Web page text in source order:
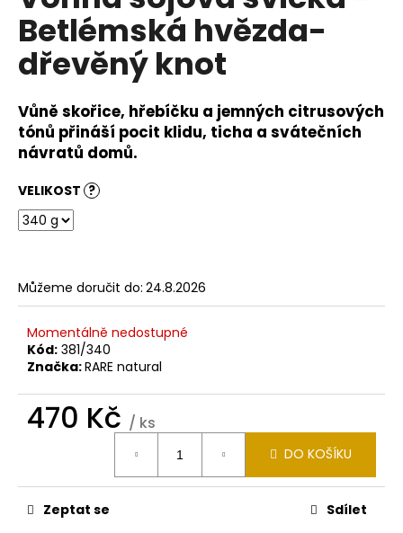
0,0
5
hvězdiček.
Betlémská hvězda-
dřevěný knot
Vůně skořice, hřebíčku a jemných citrusových
tónů přináší pocit klidu, ticha a svátečních
návratů domů.
VELIKOST ?
Můžeme doručit do: 24.8.2026
Momentálně nedostupné
Kód: 381/340
Značka:RARE natural
470 Kč / ks
DO KOŠÍKU
Zeptat se Sdílet
a
j
í
?
D
o
p
o
u
m
e